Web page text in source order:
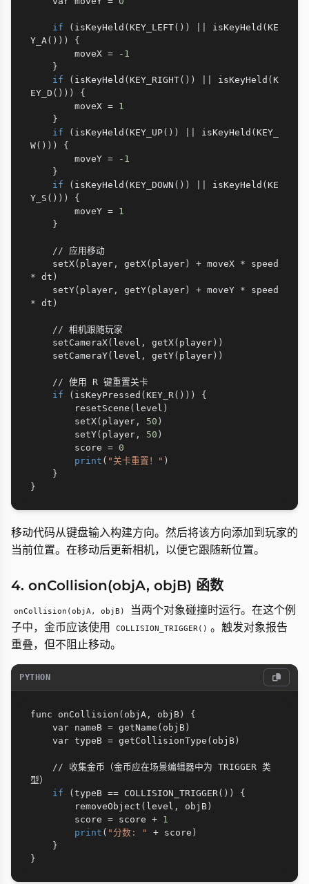
if ( isKeyHeld ( KEY_LEFT( ) ) isKeyHeld ( KE
Y_A( ) ) )
{
        moveX
= - 1
}
if
( isKeyHeld ( KEY_RIGHT( ) ) isKeyHeld ( K
EY_D ( ) ) )
{
        moveX
= 1
}
if
( isKeyHeld ( KEY_UP( ) ) isKeyHeld ( KEY_
W( ) ) )
{
        moveY
= - 1
}
if
( isKeyHeld ( KEY_DOWN ( ) ) isKeyHeld ( KE
Y_S ( ) ) )
{
        moveY
= 1
}
// 应用移动
    setX
( player , getX( player ) + moveX *
* dt )
    setY
( player , getY( player ) + moveY *
* dt )
// 相机跟随玩家
    setCameraX
( level , getX( player ) )
    setCameraY
( level , getY( player ) )
// 使用 R 键重置关卡
if
( isKeyPressed ( KEY_R( ) ) )
{
        resetScene
( level )
        setX
( player , 50 )
        setY
( player , 50 )
        score
= 0
print ( "关卡重置！" )
}
}
移动代码从键盘输入构建方向。然后将该方向添加到玩家的
当前位置。在移动后更新相机，以便它跟随新位置。
4. onCollision(objA, objB) 函数
onCollision(objA, objB)
当两个对象碰撞时运行。在这个例
子中，金币应该使用
COLLISION_TRIGGER() 。触发对象报告
重叠，但不阻止移动。
PYTHON
func onCollision ( objA , objB )
{
    var nameB
= getName ( objB )
    var typeB
= getCollisionType ( objB )
// 收集金币（金币应在场景编辑器中为 TRIGGER 类
型）
if
( typeB == COLLISION_TRIGGER( ) )
{
        removeObject
( level , objB )
        score
= score + 1
print ( "分数: " + score )
}
}